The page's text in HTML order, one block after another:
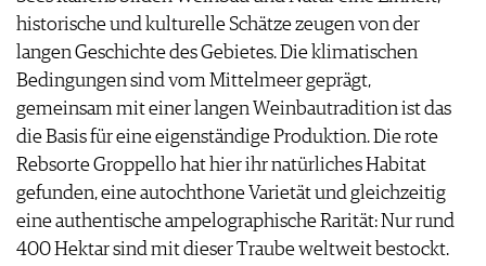
GEWINNSPIELE
VORTEILSWELT
TRINKREIFETABELLE
ABO
WEINSUCHE
NEWSLETTER
WINE TRADE CLUB
REDAKTION
JOBS
WERBUNG
historische und kulturelle Schätze zeugen von der
langen Geschichte des Gebietes. Die klimatischen
Bedingungen sind vom Mittelmeer geprägt,
gemeinsam mit einer langen Weinbautradition ist das
die Basis für eine eigenständige Produktion. Die rote
Rebsorte Groppello hat hier ihr natürliches Habitat
gefunden, eine autochthone Varietät und gleichzeitig
eine authentische ampelographische Rarität: Nur rund
400 Hektar sind mit dieser Traube weltweit bestockt.